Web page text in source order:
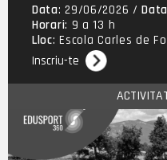
Escola
Olimpíada Edusport
Extraescolars Joves
Concurs Cultural
Estiu Esportiu
Olimpíada Tradijoc
Data: 29/06/2026 /
Horari: 9 a 13 h
Lloc: Escola Carles de
Inscriu-te